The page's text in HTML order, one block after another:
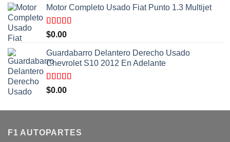
5Motor Completo Usado Fiat Punto 1.3 Multijet
Valorado
con
5
$0.00
Guardabarro Delantero Derecho Usado
Chevrolet S10 2012 En Adelante
Valorado
con
$0.00
F1 AUTOPARTES